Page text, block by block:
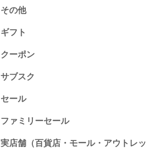
その他
ギフト
クーポン
サブスク
セール
ファミリーセール
実店舗（百貨店・モール・アウトレッ